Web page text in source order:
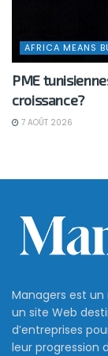
AFRICA MEANS
PME
croissance?
7 AOÛT 2026
Managers est
un site Web
d’entreprises
leur progression